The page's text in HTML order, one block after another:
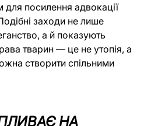
посилення адвокації
заходи не лише
а й показують
тварин — це не утопія, а
створити спільними
НА